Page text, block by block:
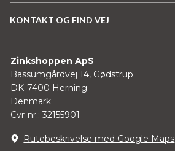
KONTAKT OG FIND VEJ
Zinkshoppen ApS
Bassumgårdvej 14, Gødstrup
DK-7400 Herning
Denmark
Cvr-nr.: 32155901
Rutebeskrivelse med Google Maps